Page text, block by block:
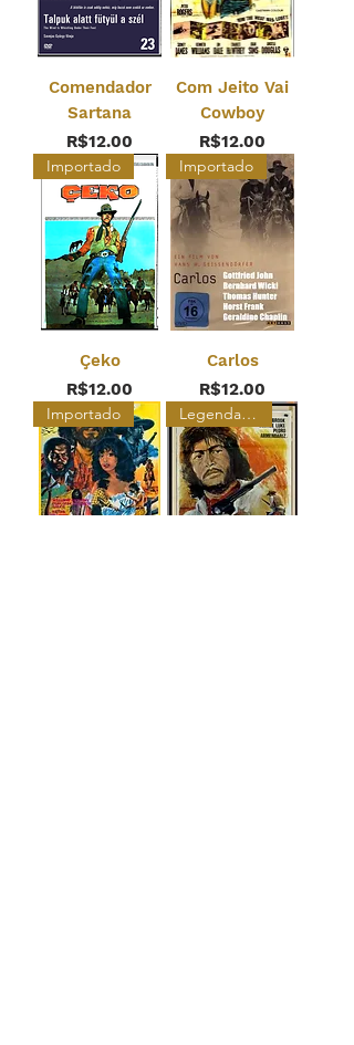
Comendador
Sartana
Price
R$12.00
Com Jeito Vai
Cowboy
Price
R$12.00
Importado
Çeko
Price
R$12.00
Importado
Carlos
Price
R$12.00
Importado
Legendado